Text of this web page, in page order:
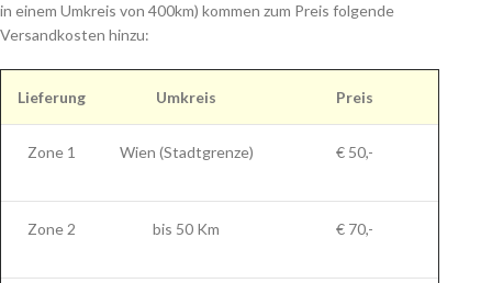
in einem Umkreis von 400km) kommen zum Preis folgende
Versandkosten hinzu:
Lieferung Umkreis Preis
Zone 1 Wien (Stadtgrenze) € 50,-
Zone 2 bis 50 Km € 70,-